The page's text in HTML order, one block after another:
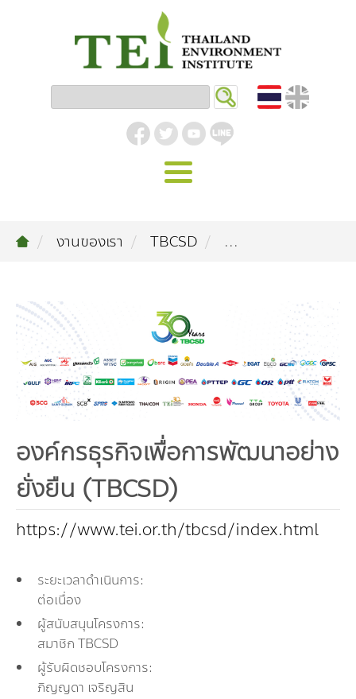
รู้จัก ม.ส.ท.
โครงสร้างองค์กร
คณะกรรมการมูลนิธิ
คณะกรรมการบริหารสถาบัน
คณะผู้บริหาร
เจ้าหน้าที่
วิถีเรา
สโลแกน
รายงานประจำปี | รายงานงบการเงิน
สำนักงานสีเขียว
รางวัลและเกียรติประวัติ
สิ่งแวดล้อมอุตสาหกรรม
อุตสาหกรรมยั่งยืน
มลพิษอุตสาหกรรม
สิ่งแวดล้อมเมืองและชุมชน
ชุมชนและเมืองน่าอยู่
ขยะชุมชน-ขยะอาหาร
ขยะพลาสติก
ฝุ่น PM2.5
การผลิตและการบริโภคยั่งยืน
ฉลากเขียว
ฉลากสิ่งแวดล้อม
บริการที่เป็นมิตรกับสิ่งแวดล้อม
ที่ปรึกษาคาร์บอนฟุตพริ้นท์
จัดซื้อจัดจ้างที่เป็นมิตรกับสิ่งแวดล้อม
ทรัพยากรธรรมชาติ
ทรัพยากรทางบก
ทรัพยากรทางทะเลและชายฝั่ง
ความหลากหลายทางชีวภาพ
การเปลี่ยนแปลงสภาพภูมิอากาศ
การลดก๊าซเรือนกระจก
การปรับตัว
การพัฒนาบุคลากรด้านสิ่งแวดล้อม
งานฝึกอบรม
สิ่งแวดล้อมศึกษา
นโยบาย แผน เครือข่ายสิ่งแวดล้อม
นโยบายและแผนสิ่งแวดล้อม
คลังความรู้
บทความ
อินโฟกราฟิก | โปสเตอร์
คลิปวิดีโอ
เอกสารเผยแพร่
สิ่งพิมพ์จำหน่าย
กิจกรรมข่าวสาร
กิจกรรมของเรา
ข่าวสิ่งแวดล้อม
ร่วมงานกับเรา
ฝึกงาน
ติดต่อเรา
งานของเรา TBCSD ...
องค์กรธุรกิจเพื่อการพัฒนาอย่าง
ยั่งยืน (TBCSD)
https://www.tei.or.th/tbcsd/index.html
ระยะเวลาดำเนินการ:
ต่อเนื่อง
ผู้สนับสนุนโครงการ:
สมาชิก TBCSD
ผู้รับผิดชอบโครงการ:
ภิญญดา เจริญสิน